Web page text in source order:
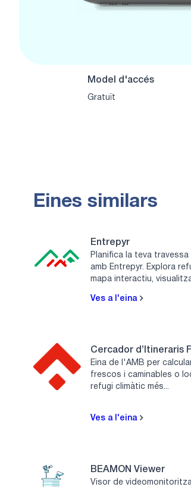
Model d'accés
Gratuït
Eines similars
Entrepyr
Planifica la teva travessa
amb Entrepyr. Explora
mapa interactiu,
Ves a l'eina
Cercador d’Itineraris
Eina de l'AMB per
frescos i caminables o
refugi climàtic més...
Ves a l'eina
BEAMON Viewer
Visor de